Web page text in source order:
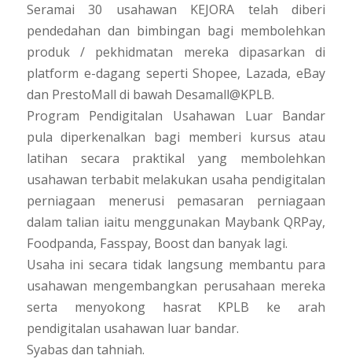
Seramai 30 usahawan KEJORA telah diberi
pendedahan dan bimbingan bagi membolehkan
produk / pekhidmatan mereka dipasarkan di
platform e-dagang seperti Shopee, Lazada, eBay
dan PrestoMall di bawah Desamall@KPLB.
Program Pendigitalan Usahawan Luar Bandar
pula diperkenalkan bagi memberi kursus atau
latihan secara praktikal yang membolehkan
usahawan terbabit melakukan usaha pendigitalan
perniagaan menerusi pemasaran perniagaan
dalam talian iaitu menggunakan Maybank QRPay,
Foodpanda, Fasspay, Boost dan banyak lagi.
Usaha ini secara tidak langsung membantu para
usahawan mengembangkan perusahaan mereka
serta menyokong hasrat KPLB ke arah
pendigitalan usahawan luar bandar.
Syabas dan tahniah.